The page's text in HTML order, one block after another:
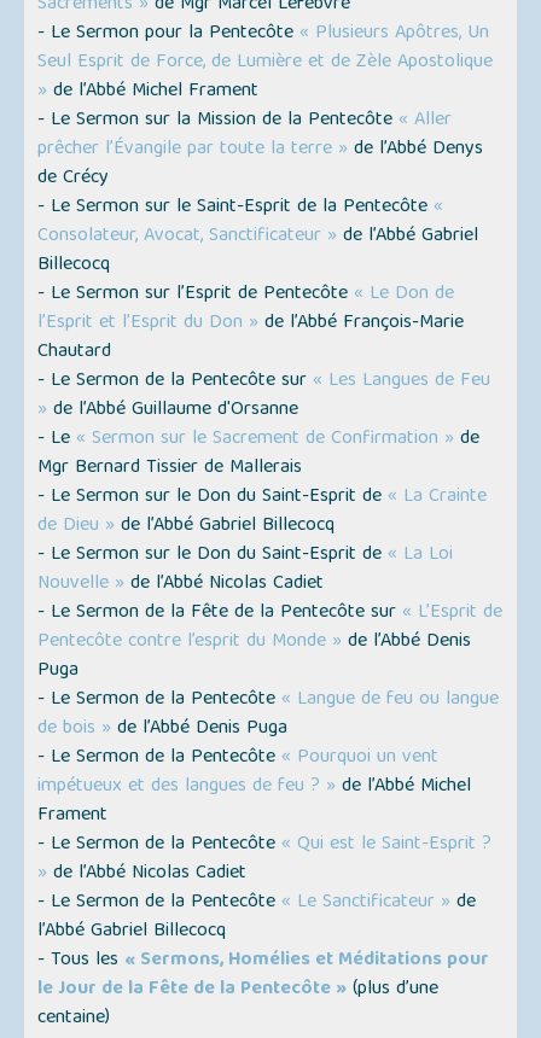
- Le Sermon pour la Pentecôte « Plusieurs Apôtres, Un
Seul Esprit de Force, de Lumière et de Zèle Apostolique
» de l’Abbé Michel Frament
- Le Sermon sur la Mission de la Pentecôte « Aller
prêcher l’Évangile par toute la terre » de l’Abbé Denys
de Crécy
- Le Sermon sur le Saint-Esprit de la Pentecôte «
Consolateur, Avocat, Sanctificateur » de l’Abbé Gabriel
Billecocq
- Le Sermon sur l’Esprit de Pentecôte « Le Don de
l’Esprit et l’Esprit du Don » de l’Abbé François-Marie
Chautard
- Le Sermon de la Pentecôte sur « Les Langues de Feu
» de l’Abbé Guillaume d'Orsanne
- Le « Sermon sur le Sacrement de Confirmation » de
Mgr Bernard Tissier de Mallerais
- Le Sermon sur le Don du Saint-Esprit de « La Crainte
de Dieu » de l’Abbé Gabriel Billecocq
- Le Sermon sur le Don du Saint-Esprit de « La Loi
Nouvelle » de l’Abbé Nicolas Cadiet
- Le Sermon de la Fête de la Pentecôte sur « L’Esprit de
Pentecôte contre l’esprit du Monde » de l’Abbé Denis
Puga
- Le Sermon de la Pentecôte « Langue de feu ou langue
de bois » de l’Abbé Denis Puga
- Le Sermon de la Pentecôte « Pourquoi un vent
impétueux et des langues de feu ? » de l’Abbé Michel
Frament
- Le Sermon de la Pentecôte « Qui est le Saint-Esprit ?
» de l’Abbé Nicolas Cadiet
- Le Sermon de la Pentecôte « Le Sanctificateur » de
l’Abbé Gabriel Billecocq
- Tous les « Sermons, Homélies et Méditations pour
le Jour de la Fête de la Pentecôte »(plus d’une
centaine)